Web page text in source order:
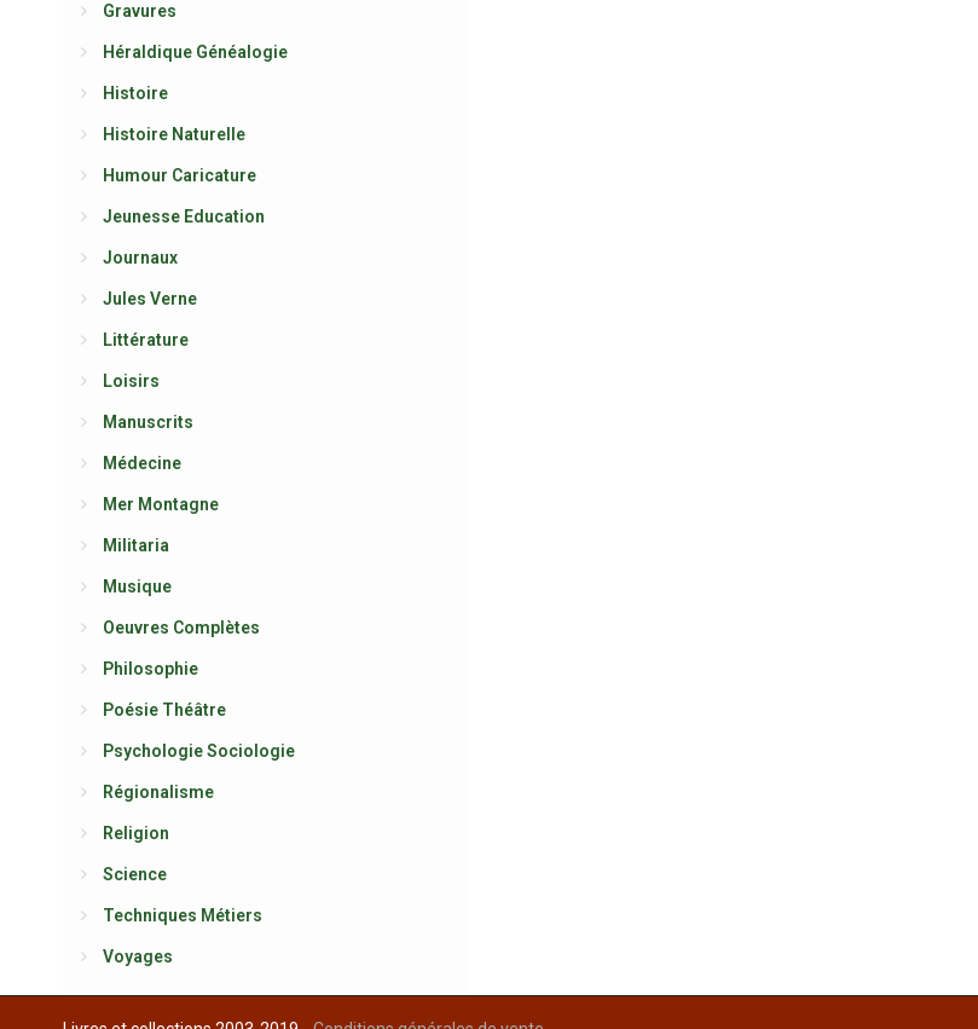
Gravures
Héraldique Généalogie
Histoire
Histoire Naturelle
Humour Caricature
Jeunesse Education
Journaux
Jules Verne
Littérature
Loisirs
Manuscrits
Médecine
Mer Montagne
Militaria
Musique
Oeuvres Complètes
Philosophie
Poésie Théâtre
Psychologie Sociologie
Régionalisme
Religion
Science
Techniques Métiers
Voyages